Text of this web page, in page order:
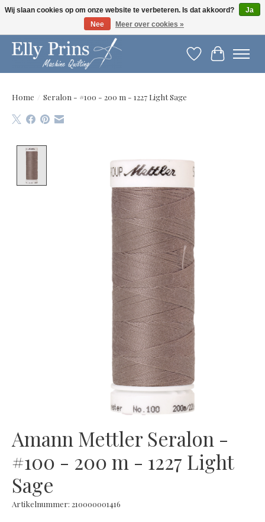
Let op: gewijzigde openingstijden!
Verlanglijst
Home / Seralon - #100 - 200 m - 1227 Light Sage
Amann Mettler Seralon -
#100 - 200 m - 1227 Light
Sage
Artikelnummer: 210000001416
Wij slaan cookies op om onze website te verbeteren. Is dat akkoord?
Ja
Nee
Meer over cookies »